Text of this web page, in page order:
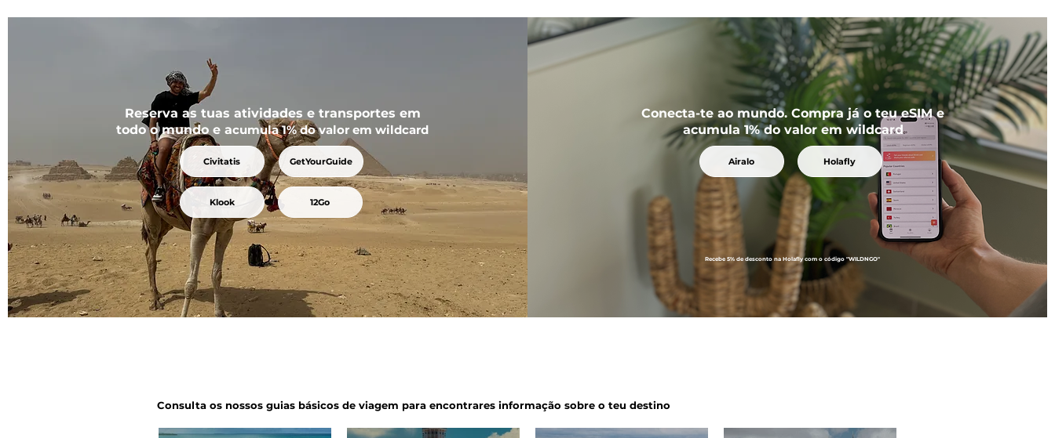
Reserva as tuas atividades e transportes em
todo o mundo e acumula 1% do valor em wildcard
Civitatis
Klook
GetYourGuide
12Go
Conecta-te ao mundo. Compra já o teu eSIM e
acumula 1% do valor em wildcard
Airalo Holafly
Recebe 5% de desconto na Holafly com o código "WILDNGO"
Consulta os nossos guias básicos de viagem para encontrares informação sobre o teu destino